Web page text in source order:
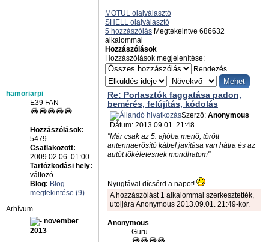
hamoriarpi
E39 FAN
Hozzászólások:
5479
Csatlakozott:
2009.02.06. 01:00
Tartózkodási hely:
változó
Blog: Blog
megtekintése (9)
Arhívum
november
2013
MOTUL olajválasztó
SHELL olajválasztó
5 hozzászólás Megtekeintve 686632
alkalommal
Hozzászólások
Hozzászólások megjelenítése:
Rendezés
Re: Porlasztók faggatása padon,
bemérés, felújítás, kódolás
Szerző: Anonymous
Dátum: 2013.09.01. 21:48
"Már csak az 5. ajtóba menő, törött
antennaerősítő kábel javítása van hátra és az
autót tökéletesnek mondhatom"
Nyugtával dícsérd a napot!
A hozzászólást 1 alkalommal szerkesztették,
utoljára Anonymous 2013.09.01. 21:49-kor.
Anonymous
Guru